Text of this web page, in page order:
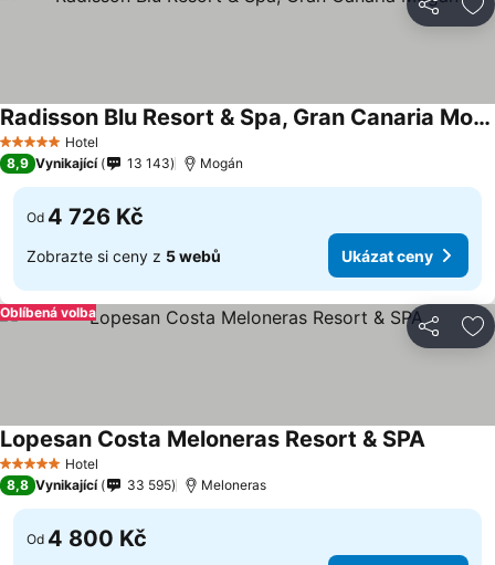
Sdílet
5 Počet hvězdiček
Hotel
Radisson Blu Resort & Spa, Gran Canaria Mogan
8,9 Vynikající 13 143 Mogán
Od 4 726 Kč
Zobrazte si ceny z 5 webů Ukázat ceny
Sdílet
Oblíbená volba
5 Počet hvězdiček
Hotel
Lopesan Costa Meloneras Resort & SPA
8,8 Vynikající 33 595 Meloneras
Od 4 800 Kč